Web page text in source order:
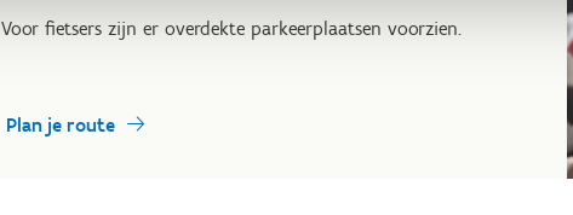
Voor fietsers zijn er overdekte parkeerplaatsen voorzien.
Plan je route